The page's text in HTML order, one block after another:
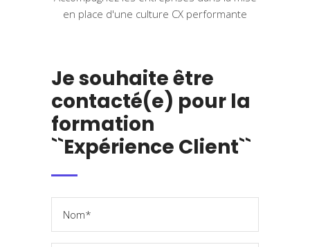
en place d'une culture CX performante
Je souhaite être
contacté(e) pour la
formation
``Expérience Client``